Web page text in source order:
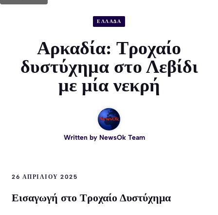
ΕΛΛΑΔΑ
Αρκαδία: Τροχαίο
δυστύχημα στο Λεβίδι
με μία νεκρή
Written by NewsOk Team
26 ΑΠΡΙΛΊΟΥ 2025
Εισαγωγή στο Τροχαίο Δυστύχημα